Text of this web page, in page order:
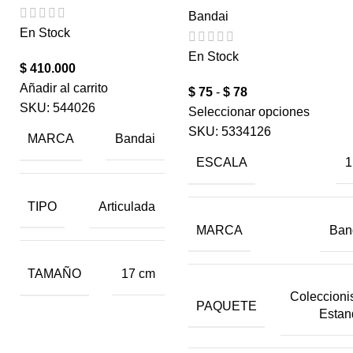
En Stock
$ 410.000
Añadir al carrito
SKU: 544026
MARCA Bandai
TIPO Articulada
TAMAÑO 17 cm
Bandai
En Stock
$ 75 - $ 78
Seleccionar opciones
SKU: 5334126
ESCALA
MARCA
PAQUETE